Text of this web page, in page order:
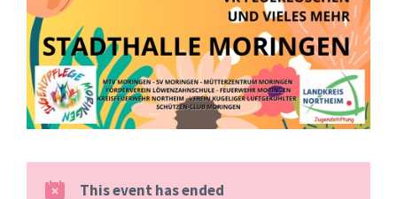
This event has ended